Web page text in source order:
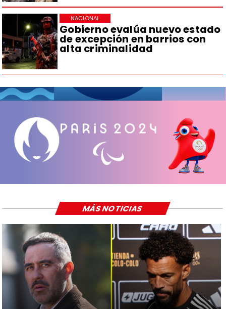
Gobierno evalúa nuevo estado
de excepción en barrios con
alta criminalidad
NACIONAL
MÁS NOTICIAS